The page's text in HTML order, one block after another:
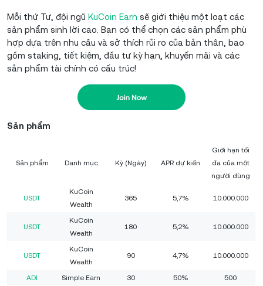
Mỗi thứ Tư, đội ngũ KuCoin Earn sẽ giới thiệu một loạt các
sản phẩm sinh lời cao. Bạn có thể chọn các sản phẩm phù
hợp dựa trên nhu cầu và sở thích rủi ro của bản thân, bao
gồm staking, tiết kiệm, đầu tư kỳ hạn, khuyến mãi và các
sản phẩm tài chính có cấu trúc!
Sản phẩm
Sản phẩm Danh mục Kỳ (Ngày) APR dự kiến
Giới hạn tối
đa của một
người dùng
USDT
KuCoin
Wealth
365 5,7% 10.000.000
USDT
KuCoin
Wealth
180 5,2% 10.000.000
USDT
KuCoin
Wealth
90 4,7% 10.000.000
ADI Simple Earn 30 50%
500